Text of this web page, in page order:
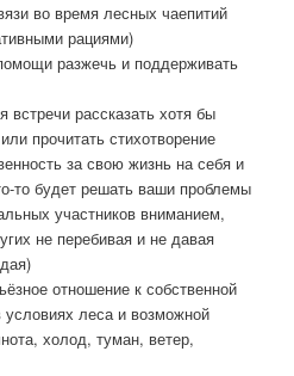
во время лесных чаепитий
рациями)
разжечь и поддерживать
рассказать хотя бы
прочитать стихотворение
за свою жизнь на себя и
то будет решать ваши проблемы
участников вниманием,
не перебивая и не давая
отношение к собственной
леса и возможной
холод, туман, ветер,